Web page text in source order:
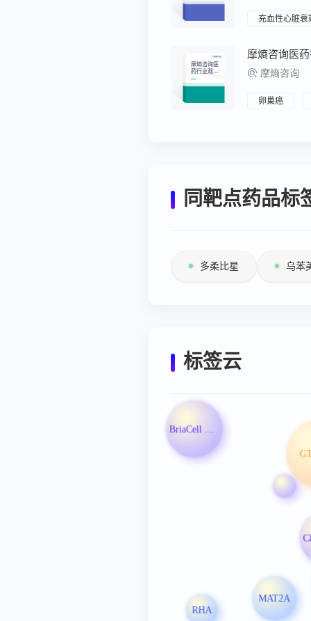
充血性心脏衰
摩熵咨询医
药行业观察
周报（2025.
06.30-2025.0
摩熵咨询
卵巢癌
同靶点药品标
多柔比星 乌苯
标签云
MAT2A
RHA